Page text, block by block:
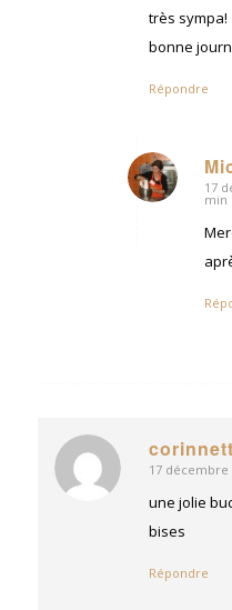
très sympa!
bonne
Répondre
dit
17
min
dit
:
17 décembre
une jolie
bises
Répondre